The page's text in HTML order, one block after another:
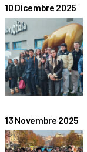
10 Dicembre 2025
13 Novembre 2025